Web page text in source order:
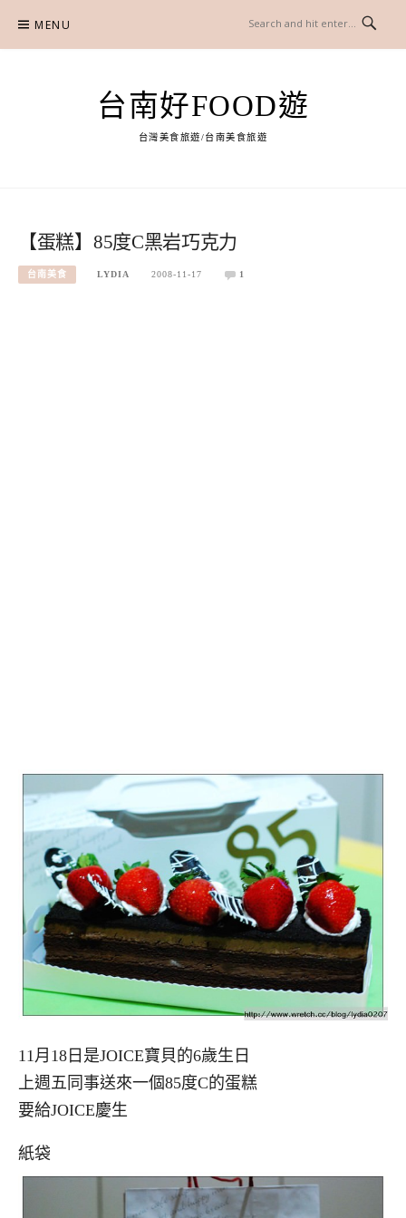
content
MENU
台南好FOOD遊
台灣美食旅遊/台南美食旅遊
【蛋糕】85度C黑岩巧克力
台南美食 LYDIA 2008-11-17 1
11月18日是JOICE寶貝的6歲生日
上週五同事送來一個85度C的蛋糕
要給JOICE慶生
紙袋